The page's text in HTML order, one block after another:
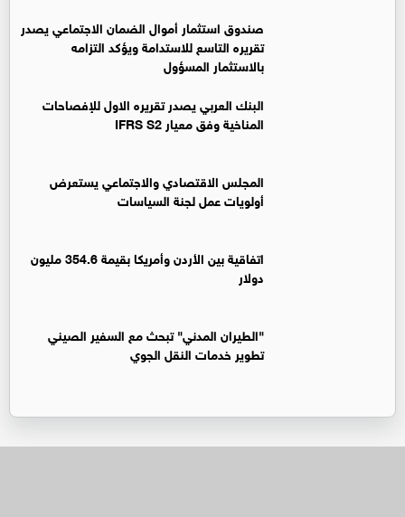
صندوق استثمار أموال الضمان الاجتماعي يصدر
تقريره التاسع للاستدامة ويؤكد التزامه
بالاستثمار المسؤول
البنك العربي يصدر تقريره الاول للإفصاحات
المناخية وفق معيار IFRS S2
المجلس الاقتصادي والاجتماعي يستعرض
أولويات عمل لجنة السياسات
اتفاقية بين الأردن وأمريكا بقيمة 354.6 مليون
دولار
"الطيران المدني" تبحث مع السفير الصيني
تطوير خدمات النقل الجوي